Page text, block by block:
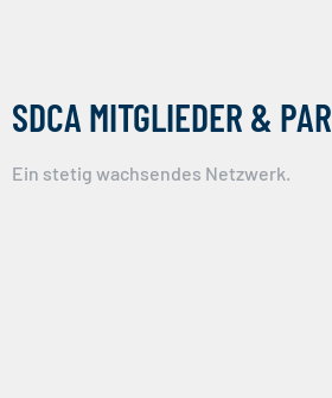
SDCA MITGLIEDER &
Ein stetig wachsendes Netzwerk.